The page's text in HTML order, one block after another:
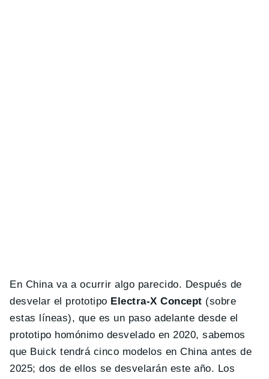
En China va a ocurrir algo parecido. Después de
desvelar el prototipo Electra-X Concept (sobre
estas líneas), que es un paso adelante desde el
prototipo homónimo desvelado en 2020, sabemos
que Buick tendrá cinco modelos en China antes de
2025; dos de ellos se desvelarán este año. Los